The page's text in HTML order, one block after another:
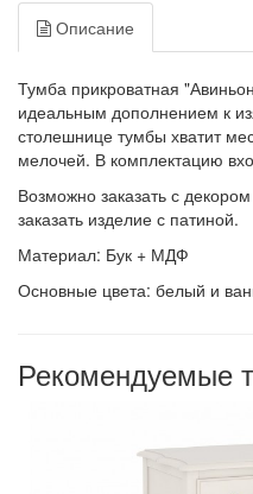
Описание
Тумба прикроватная
идеальным дополнением к
столешнице тумбы хватит
мелочей. В комплектацию
Возможно заказать с
заказать изделие с патиной.
Материал: Бук + МДФ
Основные цвета: белый и
Рекомендуемые